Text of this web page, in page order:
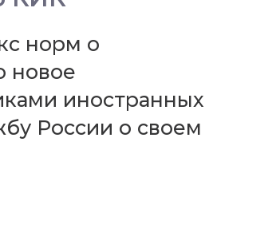
норм о
новое
иностранных
России о своем